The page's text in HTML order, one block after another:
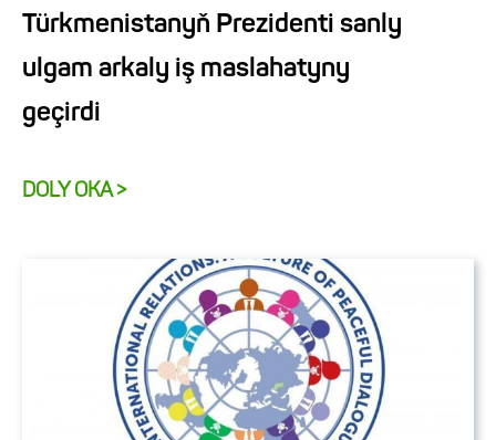
Türkmenistanyň Prezidenti sanly
ulgam arkaly iş maslahatyny
geçirdi
DOLY OKA >